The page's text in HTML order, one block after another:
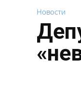
Новости